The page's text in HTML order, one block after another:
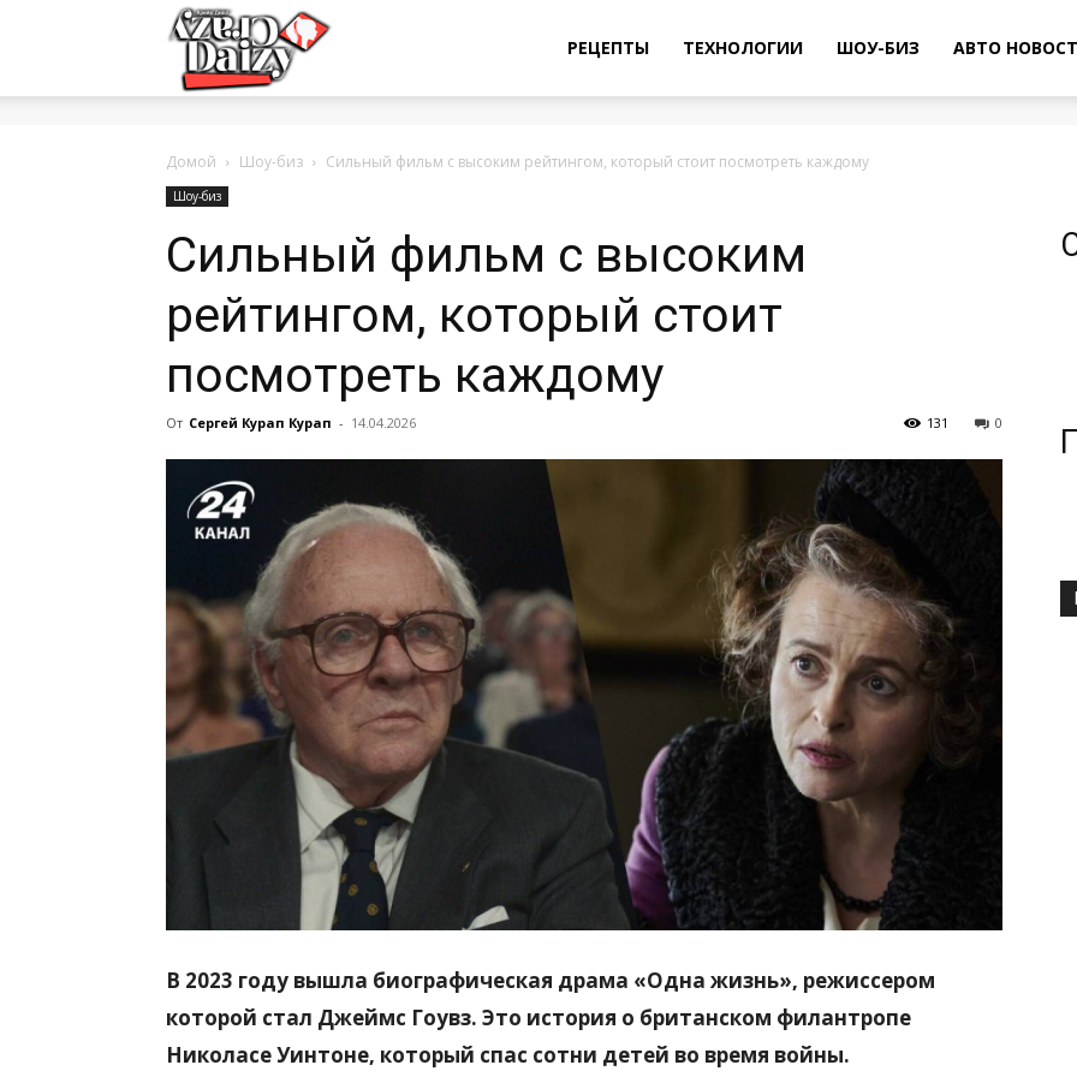
сумашедшие
новости
обо
всем
РЕЦЕПТЫ ТЕХНОЛОГИИ ШОУ-БИЗ АВТО
Домой Шоу-биз Сильный фильм с высоким рейтингом, который стоит посмотреть каждому
Шоу-биз
Сильный фильм с высоким
рейтингом, который стоит
посмотреть каждому
От Сергей Курап Курап - 14.04.2026 0
131
В 2023 году вышла биографическая драма «Одна жизнь», режиссером
которой стал Джеймс Гоувз. Это история о британском филантропе
Николасе Уинтоне, который спас сотни детей во время войны.